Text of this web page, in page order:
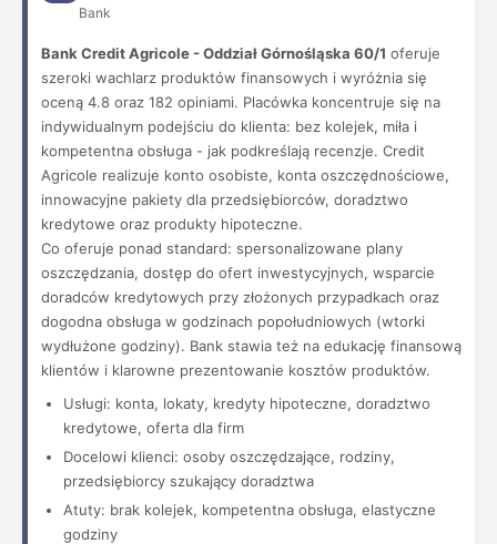
Bank
Bank Credit Agricole - Oddział Górnośląska 60/1 oferuje
szeroki wachlarz produktów finansowych i wyróżnia się
oceną 4.8 oraz 182 opiniami. Placówka koncentruje się na
indywidualnym podejściu do klienta: bez kolejek, miła i
kompetentna obsługa - jak podkreślają recenzje. Credit
Agricole realizuje konto osobiste, konta oszczędnościowe,
innowacyjne pakiety dla przedsiębiorców, doradztwo
kredytowe oraz produkty hipoteczne.
Co oferuje ponad standard: spersonalizowane plany
oszczędzania, dostęp do ofert inwestycyjnych, wsparcie
doradców kredytowych przy złożonych przypadkach oraz
dogodna obsługa w godzinach popołudniowych (wtorki
wydłużone godziny). Bank stawia też na edukację finansową
klientów i klarowne prezentowanie kosztów produktów.
Usługi: konta, lokaty, kredyty hipoteczne, doradztwo
kredytowe, oferta dla firm
Docelowi klienci: osoby oszczędzające, rodziny,
przedsiębiorcy szukający doradztwa
Atuty: brak kolejek, kompetentna obsługa, elastyczne
godziny